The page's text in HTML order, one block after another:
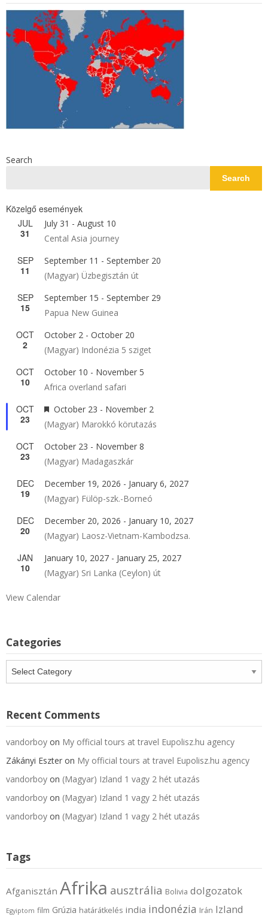
Search
Search
Közelgő események
JUL
31
July 31 - August 10
Cental Asia journey
SEP
11
September 11 - September 20
(Magyar) Üzbegisztán út
SEP
15
September 15 - September 29
Papua New Guinea
OCT
2
October 2 - October 20
(Magyar) Indonézia 5 sziget
OCT
10
October 10 - November 5
Africa overland safari
OCT
23
Featured
October 23 - November 2
(Magyar) Marokkó körutazás
OCT
23
October 23 - November 8
(Magyar) Madagaszkár
DEC
19
December 19, 2026 - January 6, 2027
(Magyar) Fülöp-szk.-Borneó
DEC
20
December 20, 2026 - January 10, 2027
(Magyar) Laosz-Vietnam-Kambodzsa.
JAN
10
January 10, 2027 - January 25, 2027
(Magyar) Sri Lanka (Ceylon) út
View Calendar
Categories
Categories
Recent Comments
vandorboy on My official tours at travel Eupolisz.hu agency
Zákányi Eszter on My official tours at travel Eupolisz.hu agency
vandorboy on (Magyar) Izland 1 vagy 2 hét utazás
vandorboy on (Magyar) Izland 1 vagy 2 hét utazás
vandorboy on (Magyar) Izland 1 vagy 2 hét utazás
Tags
Afganisztán Afrika ausztrália Bolivia dolgozatok
Egyiptom film Grúzia határátkelés india indonézia Irán Izland